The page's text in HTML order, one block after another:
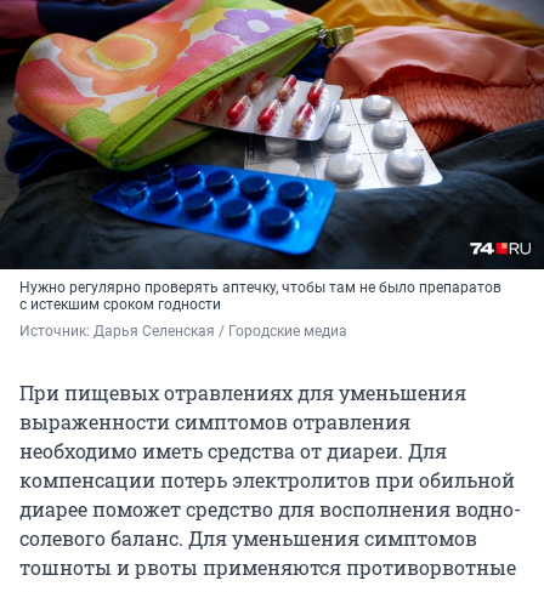
Нужно регулярно проверять аптечку, чтобы там не было препаратов
с истекшим сроком годности
Источник: Дарья Селенская / Городские медиа
При пищевых отравлениях для уменьшения
выраженности симптомов отравления
необходимо иметь средства от диареи. Для
компенсации потерь электролитов при обильной
диарее поможет средство для восполнения водно-
солевого баланс. Для уменьшения симптомов
тошноты и рвоты применяются противорвотные